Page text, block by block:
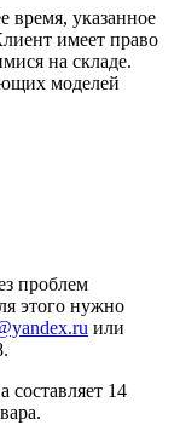
время, указанное
имеет право
на складе.
моделей
проблем
этого нужно
или
составляет 14